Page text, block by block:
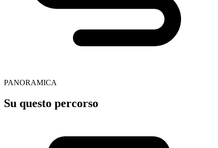
PANORAMICA
Su questo percorso